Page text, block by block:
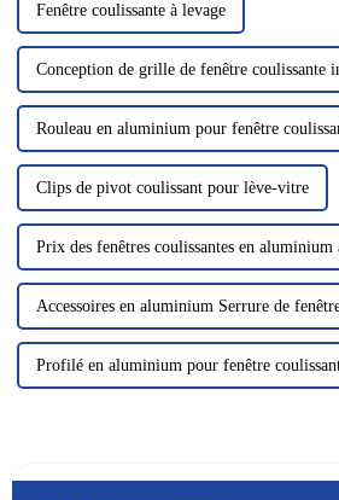
Fenêtre coulissante à levage
Conception de grille de fenêtre coulissante
Rouleau en aluminium pour fenêtre
Clips de pivot coulissant pour lève-vitre
Prix ​​des fenêtres coulissantes en
Accessoires en aluminium Serrure de
Profilé en aluminium pour fenêtre